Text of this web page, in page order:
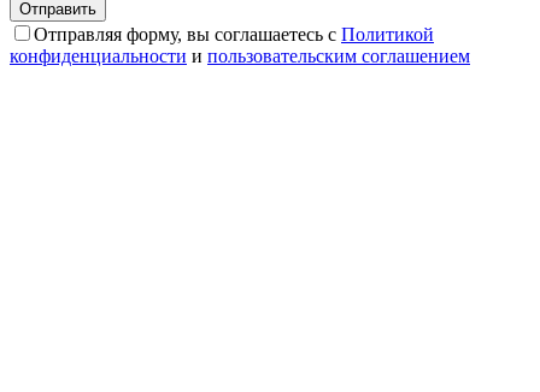
Отправляя форму, вы соглашаетесь с Политикой
конфиденциальности и пользовательским соглашением